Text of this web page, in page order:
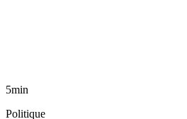
5min
Politique